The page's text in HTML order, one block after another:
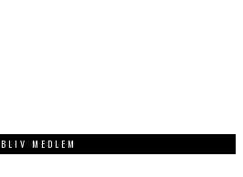
BLIV MEDLEM